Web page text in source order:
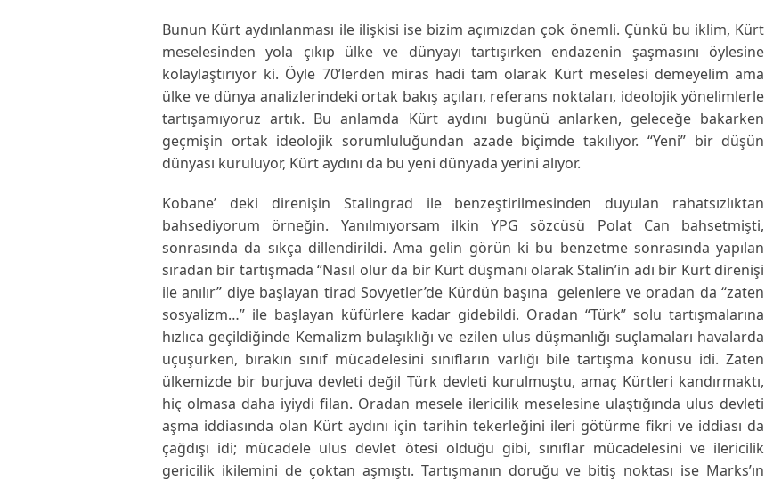
Bunun Kürt aydınlanması ile ilişkisi ise bizim açımızdan çok önemli. Çünkü bu iklim, Kürt
meselesinden yola çıkıp ülke ve dünyayı tartışırken endazenin şaşmasını öylesine
kolaylaştırıyor ki. Öyle 70’lerden miras hadi tam olarak Kürt meselesi demeyelim ama
ülke ve dünya analizlerindeki ortak bakış açıları, referans noktaları, ideolojik yönelimlerle
tartışamıyoruz artık. Bu anlamda Kürt aydını bugünü anlarken, geleceğe bakarken
geçmişin ortak ideolojik sorumluluğundan azade biçimde takılıyor. “Yeni” bir düşün
dünyası kuruluyor, Kürt aydını da bu yeni dünyada yerini alıyor.
Kobane’ deki direnişin Stalingrad ile benzeştirilmesinden duyulan rahatsızlıktan
bahsediyorum örneğin. Yanılmıyorsam ilkin YPG sözcüsü Polat Can bahsetmişti,
sonrasında da sıkça dillendirildi. Ama gelin görün ki bu benzetme sonrasında yapılan
sıradan bir tartışmada “Nasıl olur da bir Kürt düşmanı olarak Stalin’in adı bir Kürt direnişi
ile anılır” diye başlayan tirad Sovyetler’de Kürdün başına gelenlere ve oradan da “zaten
sosyalizm…” ile başlayan küfürlere kadar gidebildi. Oradan “Türk” solu tartışmalarına
hızlıca geçildiğinde Kemalizm bulaşıklığı ve ezilen ulus düşmanlığı suçlamaları havalarda
uçuşurken, bırakın sınıf mücadelesini sınıfların varlığı bile tartışma konusu idi. Zaten
ülkemizde bir burjuva devleti değil Türk devleti kurulmuştu, amaç Kürtleri kandırmaktı,
hiç olmasa daha iyiydi filan. Oradan mesele ilericilik meselesine ulaştığında ulus devleti
aşma iddiasında olan Kürt aydını için tarihin tekerleğini ileri götürme fikri ve iddiası da
çağdışı idi; mücadele ulus devlet ötesi olduğu gibi, sınıflar mücadelesini ve ilericilik
gericilik ikilemini de çoktan aşmıştı. Tartışmanın doruğu ve bitiş noktası ise Marks’ın